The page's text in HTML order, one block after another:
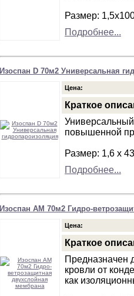
Размер:
Подробнее...
Изоспан D 70м2 Универсальная
Цена:
Краткое
повышенной
Размер: 1,6 х
Подробнее...
Изоспан АМ 70м2 Гидро-
Цена:
Краткое
Предназначен
кровли от
как